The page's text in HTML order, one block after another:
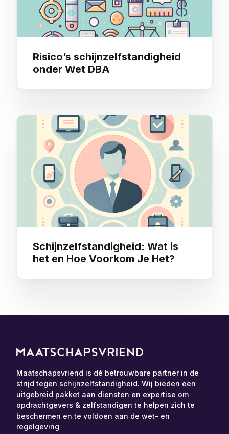
Risico’s schijnzelfstandigheid
onder Wet DBA
Schijnzelfstandigheid: Wat is
het en Hoe Voorkom Je Het?
Maatschapsvriend is dé betrouwbare partner in de
strijd tegen schijnzelfstandigheid. Wij bieden een
uitgebreid pakket aan diensten en expertise om
opdrachtgevers & zelfstandigen te helpen zich te
beschermen en te voldoen aan de wet- en
regelgeving